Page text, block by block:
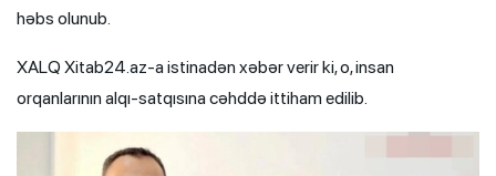
həbs olunub.
XALQ Xitab24.az-a istinadən xəbər verir ki, o, insan
orqanlarının alqı-satqısına cəhddə ittiham edilib.